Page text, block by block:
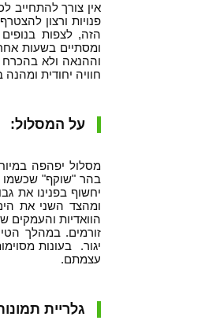
אין צורך להתחייב
פנויות ורצון
הזה, לצפות
ומסתיים בשעות
וההנאה ולא
חוויה יחודית ומהנה
על המסלול:
מסלול יפהפה
בהר "שוקף" שכשמו
יחשוף בפנינו את
ומהצד השני את
הוואדיות והעמקים
זורמים. במהלך
יגור. בעונות
עצמתם.
גלריית